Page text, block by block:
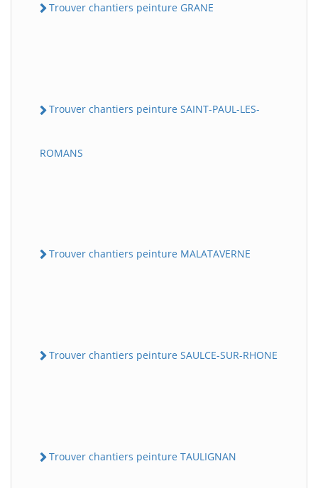
Trouver chantiers peinture GRANE
Trouver chantiers peinture SAINT-PAUL-LES-
ROMANS
Trouver chantiers peinture MALATAVERNE
Trouver chantiers peinture SAULCE-SUR-RHONE
Trouver chantiers peinture TAULIGNAN